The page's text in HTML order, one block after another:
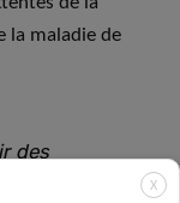
la maladie de
des
et
X